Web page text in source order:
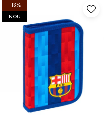
-13%
NOU